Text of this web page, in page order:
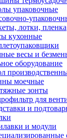
упаковочные
лотки, пленка
кухонные
весы и
оборудование
моечные
зонты
для
и
и модули